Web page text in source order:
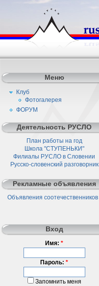
Меню
Клуб
Фотогалерея
ФОРУМ
Деятельность РУСЛО
План работы на год
Школа "СТУПЕНЬКИ"
Филиалы РУСЛО в Словении
Русско-словенский разговорник
Рекламные объявления
Объявления соотечественников
Вход
Имя: *
Пароль: *
Запомнить меня